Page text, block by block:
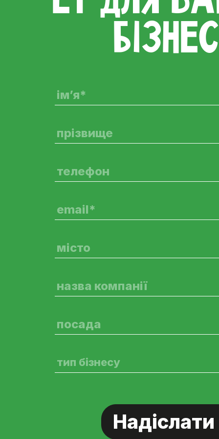
тип бізнесу
Надіслати